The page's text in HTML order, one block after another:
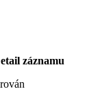
záznamu